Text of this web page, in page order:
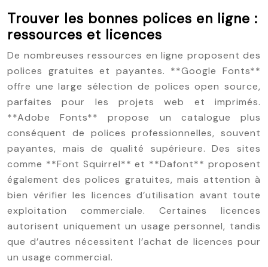
Trouver les bonnes polices en ligne :
ressources et licences
De nombreuses ressources en ligne proposent des
polices gratuites et payantes. **Google Fonts**
offre une large sélection de polices open source,
parfaites pour les projets web et imprimés.
**Adobe Fonts** propose un catalogue plus
conséquent de polices professionnelles, souvent
payantes, mais de qualité supérieure. Des sites
comme **Font Squirrel** et **Dafont** proposent
également des polices gratuites, mais attention à
bien vérifier les licences d’utilisation avant toute
exploitation commerciale. Certaines licences
autorisent uniquement un usage personnel, tandis
que d’autres nécessitent l’achat de licences pour
un usage commercial.